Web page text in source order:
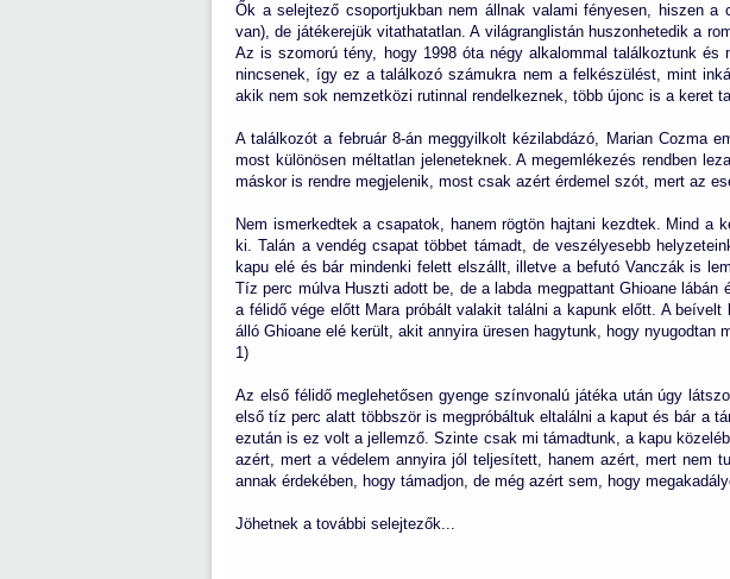
Ők a selejtező csoportjukban nem állnak valami fényesen, hiszen
van), de játékerejük vitathatatlan. A világranglistán huszonhetedik a
Az is szomorú tény, hogy 1998 óta négy alkalommal találkoztunk
nincsenek, így ez a találkozó számukra nem a felkészülést, mint
akik nem sok nemzetközi rutinnal rendelkeznek, több újonc is a keret
A találkozót a február 8-án meggyilkolt kézilabdázó, Marian Cozma
most különösen méltatlan jeleneteknek. A megemlékezés rendben
máskor is rendre megjelenik, most csak azért érdemel szót, mert az
Nem ismerkedtek a csapatok, hanem rögtön hajtani kezdtek. Mind
ki. Talán a vendég csapat többet támadt, de veszélyesebb
kapu elé és bár mindenki felett elszállt, illetve a befutó Vanczák is
Tíz perc múlva Huszti adott be, de a labda megpattant Ghioane
a félidő vége előtt Mara próbált valakit találni a kapunk előtt. A
álló Ghioane elé került, akit annyira üresen hagytunk, hogy
1)
Az első félidő meglehetősen gyenge színvonalú játéka után úgy
első tíz perc alatt többször is megpróbáltuk eltalálni a kaput és bár a
ezután is ez volt a jellemző. Szinte csak mi támadtunk, a kapu
azért, mert a védelem annyira jól teljesített, hanem azért, mert nem
annak érdekében, hogy támadjon, de még azért sem, hogy
Jöhetnek a további selejtezők...